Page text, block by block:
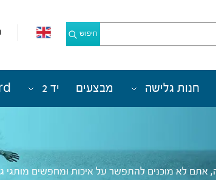
חיפוש
חנות גלישה מבצעים יד 2
לא מוכנים להתפשר על איכות ומחפשים מותגי